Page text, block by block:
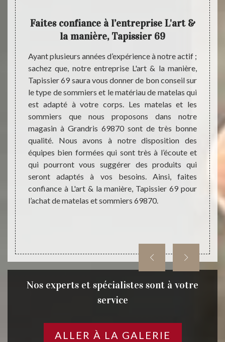
est
des
est
vous
& la
Faites confiance à l’entreprise L'art &
la manière, Tapissier 69
Ayant plusieurs années d’expérience à notre actif ;
sachez que, notre entreprise L'art & la manière,
Tapissier 69 saura vous donner de bon conseil sur
le type de sommiers et le matériau de matelas qui
est adapté à votre corps. Les matelas et les
sommiers que nous proposons dans notre
magasin à Grandris 69870 sont de très bonne
qualité. Nous avons à notre disposition des
équipes bien formées qui sont très à l’écoute et
qui pourront vous suggérer des produits qui
seront adaptés à vos besoins. Ainsi, faites
confiance à L'art & la manière, Tapissier 69 pour
l’achat de matelas et sommiers 69870.
à
que
les
Nos experts et spécialistes sont à votre
service
ALLER À LA GALERIE